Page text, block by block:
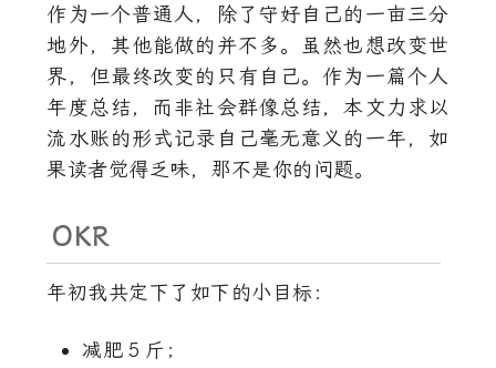
作为一个普通人，除了守好自己的一亩三分
地外，其他能做的并不多。虽然也想改变世
界，但最终改变的只有自己。作为一篇个人
年度总结，而非社会群像总结，本文力求以
流水账的形式记录自己毫无意义的一年，如
果读者觉得乏味，那不是你的问题。
OKR
年初我共定下了如下的小目标：
减肥 5 斤；